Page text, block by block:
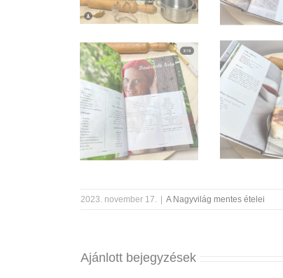
2023. november 17. A Nagyvilág mentes ételei
Ajánlott bejegyzések